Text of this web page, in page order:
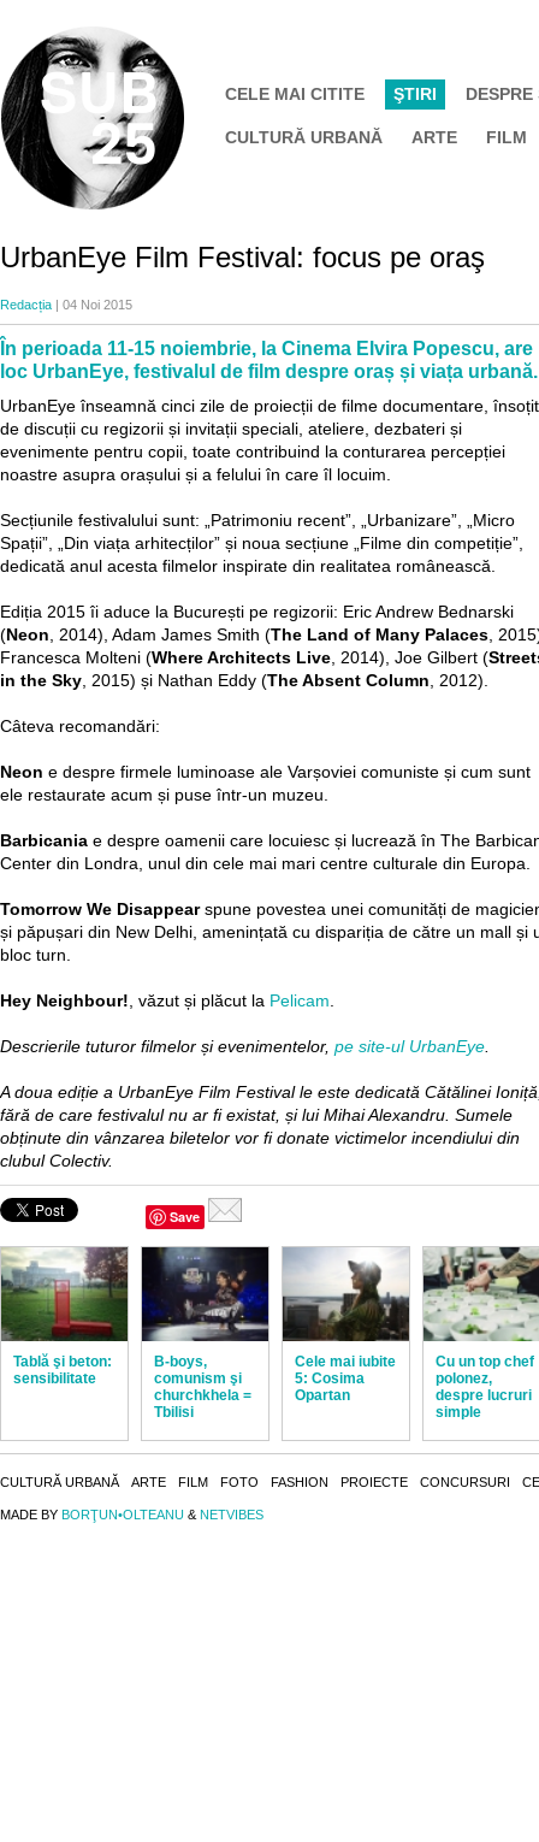
CELE MAI CITITE ŞTIRI DESPRE
CULTURĂ URBANĂ ARTE FILM
UrbanEye Film Festival: focus pe oraş
Redacția | 04 Noi 2015
În perioada 11-15 noiembrie, la Cinema Elvira Popescu, are
loc UrbanEye, festivalul de film despre oraș și viața urbană.
UrbanEye înseamnă cinci zile de proiecții de filme documentare,
de discuții cu regizorii și invitații speciali, ateliere, dezbateri și
evenimente pentru copii, toate contribuind la conturarea percepției
noastre asupra orașului și a felului în care îl locuim.
Secțiunile festivalului sunt: „Patrimoniu recent”, „Urbanizare”, „Micro
Spații”, „Din viața arhitecților” și noua secțiune „Filme din competiție”,
dedicată anul acesta filmelor inspirate din realitatea românească.
Ediția 2015 îi aduce la București pe regizorii: Eric Andrew Bednarski
(Neon, 2014), Adam James Smith (The Land of Many Palaces,
Francesca Molteni (Where Architects Live, 2014), Joe Gilbert (
in the Sky, 2015) și Nathan Eddy (The Absent Column, 2012).
Câteva recomandări:
Neon e despre firmele luminoase ale Varșoviei comuniste și cum sunt
ele restaurate acum și puse într-un muzeu.
Barbicania e despre oamenii care locuiesc și lucrează în The
Center din Londra, unul din cele mai mari centre culturale din Europa.
Tomorrow We Disappearspune povestea unei comunități de
și păpușari din New Delhi, amenințată cu dispariția de către un mall și
bloc turn.
Hey Neighbour!, văzut și plăcut la Pelicam.
Descrierile tuturor filmelor și evenimentelor, pe site-ul UrbanEye.
A doua ediție a UrbanEye Film Festival le este dedicată Cătălinei
fără de care festivalul nu ar fi existat, și lui Mihai Alexandru. Sumele
obținute din vânzarea biletelor vor fi donate victimelor incendiului din
clubul Colectiv.
Save
Tablă şi beton:
sensibilitate
B-boys,
comunism şi
churchkhela =
Tbilisi
Cele mai iubite
5: Cosima
Opartan
Cu un top chef
polonez,
despre lucruri
simple
CULTURĂ URBANĂ ARTE FILM FOTO FASHION PROIECTE CONCURSURI
MADE BY BORŢUN•OLTEANU & NETVIBES